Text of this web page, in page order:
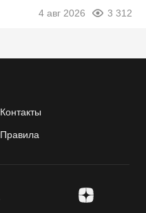
4 авг 2026 3 312
Контакты
Правила